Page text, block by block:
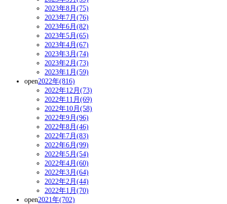
2023年8月(75)
2023年7月(76)
2023年6月(82)
2023年5月(65)
2023年4月(67)
2023年3月(74)
2023年2月(73)
2023年1月(59)
open2022年(816)
2022年12月(73)
2022年11月(69)
2022年10月(58)
2022年9月(96)
2022年8月(46)
2022年7月(83)
2022年6月(99)
2022年5月(54)
2022年4月(60)
2022年3月(64)
2022年2月(44)
2022年1月(70)
open2021年(702)